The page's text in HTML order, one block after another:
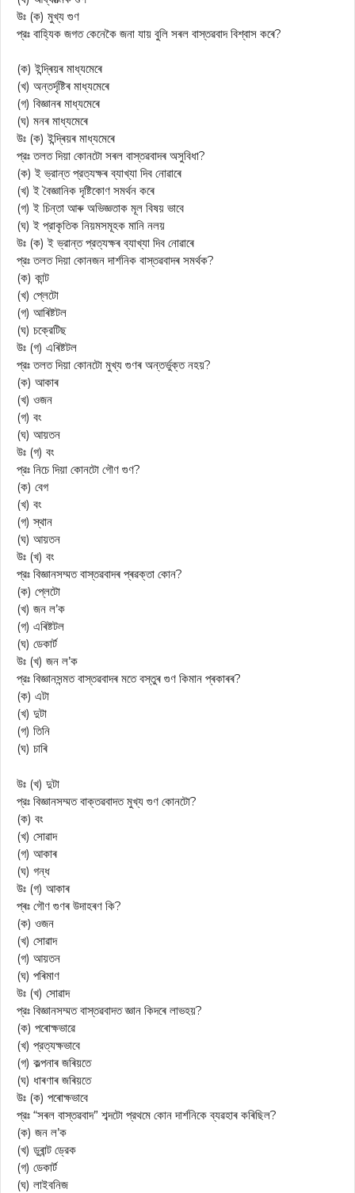
উঃ (ক) মুখ্য গুণ
প্রঃ বাহ্যিক জগত কেনেকৈ জনা যায় বুলি সৰল বাস্তৱবাদ বিশ্বাস কৰে?
(ক) ইন্দ্ৰিয়ৰ মাধ্যমেৰে
(খ) অন্তর্দৃষ্টিৰ মাধ্যমেৰে
(গ) বিজ্ঞানৰ মাধ্যমেৰে
(ঘ) মনৰ মাধ্যমেৰে
উঃ (ক) ইন্দ্ৰিয়ৰ মাধ্যমেৰে
প্রঃ তলত দিয়া কোনটো সৰল বাস্তৱবাদৰ অসুবিধা?
(ক) ই ভ্রান্ত প্রত্যক্ষৰ ব্যাখ্যা দিব নোৱাৰে
(খ) ই বৈজ্ঞানিক দৃষ্টিকোণ সমর্থন কৰে
(গ) ই চিন্তা আৰু অভিজ্ঞতাক মূল বিষয় ভাবে
(ঘ) ই প্রাকৃতিক নিয়মসমূহক মানি নলয়
উঃ (ক) ই ভ্রান্ত প্রত্যক্ষৰ ব্যাখ্যা দিব নোৱাৰে
প্রঃ তলত দিয়া কোনজন দার্শনিক বাস্তৱবাদৰ সমর্থক?
(ক) কান্ট
(খ) প্লেটো
(গ) আৰিষ্টটল
(ঘ) চক্রেটিছ
উঃ (গ) এৰিষ্টটল
প্রঃ তলত দিয়া কোনটো মুখ্য গুণৰ অন্তর্ভুক্ত নহয়?
(ক) আকাৰ
(খ) ওজন
(গ) বং
(ঘ) আয়তন
উঃ (গ) বং
প্রঃ নিচে দিয়া কোনটো গৌণ গুণ?
(ক) বেগ
(খ) বং
(গ) স্থান
(ঘ) আয়তন
উঃ (খ) বং
প্রঃ বিজ্ঞানসম্মত বাস্তৱবাদৰ প্ৰৱক্তা কোন?
(ক) প্লেটো
(খ) জন ল’ক
(গ) এৰিষ্টটল
(ঘ) ডেকার্ট
উঃ (খ) জন ল’ক
প্রঃ বিজ্ঞানসন্মত বাস্তৱবাদৰ মতে বস্তুৰ গুণ কিমান প্ৰকাৰৰ?
(ক) এটা
(খ) দুটা
(গ) তিনি
(ঘ) চাৰি
উঃ (খ) দুটা
প্রঃ বিজ্ঞানসম্মত বাক্তৱবাদত মুখ্য গুণ কোনটো?
(ক) বং
(খ) সোৱাদ
(গ) আকাৰ
(ঘ) গন্ধ
উঃ (গ) আকাৰ
প্ৰঃ গৌণ গুণৰ উদাহৰণ কি?
(ক) ওজন
(খ) সোৱাদ
(গ) আয়তন
(ঘ) পৰিমাণ
উঃ (খ) সোৱাদ
প্রঃ বিজ্ঞানসম্মত বাস্তৱবাদত জ্ঞান কিদৰে লাভহয়?
(ক) পৰোক্ষভাৱে
(খ) প্রত্যক্ষভাবে
(গ) কল্পনাৰ জৰিয়তে
(ঘ) ধাৰণাৰ জৰিয়তে
উঃ (ক) পৰোক্ষভাবে
প্রঃ “সৰল বাস্তৱবাদ” শব্দটো প্রথমে কোন দার্শনিকে ব্যৱহাৰ কৰিছিল?
(ক) জন ল’ক
(খ) ডুৰান্ট ড্রেক
(গ) ডেকার্ট
(ঘ) লাইবনিজ